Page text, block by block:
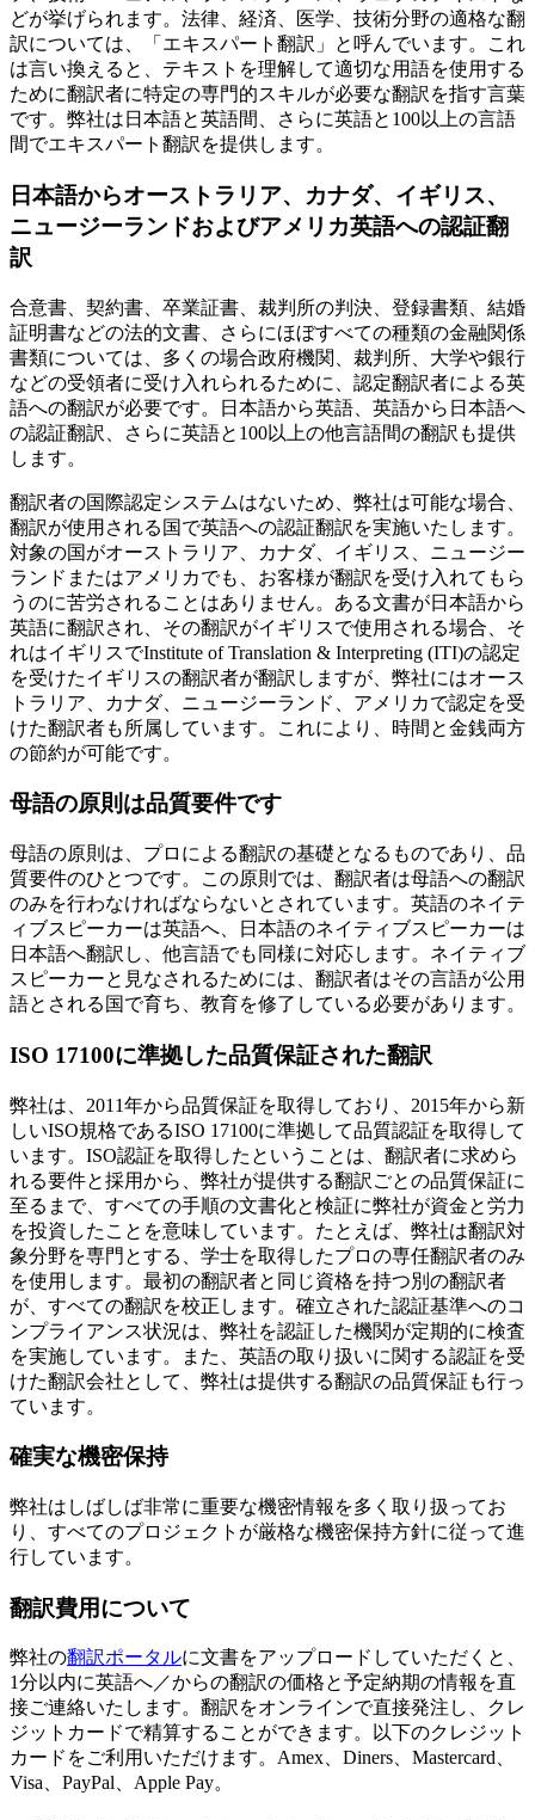
どが挙げられます。法律、経済、医学、技術分野の適格な翻
訳については、「エキスパート翻訳」と呼んでいます。これ
は言い換えると、テキストを理解して適切な用語を使用する
ために翻訳者に特定の専門的スキルが必要な翻訳を指す言葉
です。弊社は日本語と英語間、さらに英語と100以上の言語
間でエキスパート翻訳を提供します。
日本語からオーストラリア、カナダ、イギリス、
ニュージーランドおよびアメリカ英語への認証翻
訳
合意書、契約書、卒業証書、裁判所の判決、登録書類、結婚
証明書などの法的文書、さらにほぼすべての種類の金融関係
書類については、多くの場合政府機関、裁判所、大学や銀行
などの受領者に受け入れられるために、認定翻訳者による英
語への翻訳が必要です。日本語から英語、英語から日本語へ
の認証翻訳、さらに英語と100以上の他言語間の翻訳も提供
します。
翻訳者の国際認定システムはないため、弊社は可能な場合、
翻訳が使用される国で英語への認証翻訳を実施いたします。
対象の国がオーストラリア、カナダ、イギリス、ニュージー
ランドまたはアメリカでも、お客様が翻訳を受け入れてもら
うのに苦労されることはありません。ある文書が日本語から
英語に翻訳され、その翻訳がイギリスで使用される場合、そ
れはイギリスでInstitute of Translation & Interpreting (ITI)の認定
を受けたイギリスの翻訳者が翻訳しますが、弊社にはオース
トラリア、カナダ、ニュージーランド、アメリカで認定を受
けた翻訳者も所属しています。これにより、時間と金銭両方
の節約が可能です。
母語の原則は品質要件です
母語の原則は、プロによる翻訳の基礎となるものであり、品
質要件のひとつです。この原則では、翻訳者は母語への翻訳
のみを行わなければならないとされています。英語のネイテ
ィブスピーカーは英語へ、日本語のネイティブスピーカーは
日本語へ翻訳し、他言語でも同様に対応します。ネイティブ
スピーカーと見なされるためには、翻訳者はその言語が公用
語とされる国で育ち、教育を修了している必要があります。
ISO 17100に準拠した品質保証された翻訳
弊社は、2011年から品質保証を取得しており、2015年から新
しいISO規格であるISO 17100に準拠して品質認証を取得して
います。ISO認証を取得したということは、翻訳者に求めら
れる要件と採用から、弊社が提供する翻訳ごとの品質保証に
至るまで、すべての手順の文書化と検証に弊社が資金と労力
を投資したことを意味しています。たとえば、弊社は翻訳対
象分野を専門とする、学士を取得したプロの専任翻訳者のみ
を使用します。最初の翻訳者と同じ資格を持つ別の翻訳者
が、すべての翻訳を校正します。確立された認証基準へのコ
ンプライアンス状況は、弊社を認証した機関が定期的に検査
を実施しています。また、英語の取り扱いに関する認証を受
けた翻訳会社として、弊社は提供する翻訳の品質保証も行っ
ています。
確実な機密保持
弊社はしばしば非常に重要な機密情報を多く取り扱ってお
り、すべてのプロジェクトが厳格な機密保持方針に従って進
行しています。
翻訳費用について
弊社の翻訳ポータルに文書をアップロードしていただくと、
1分以内に英語へ／からの翻訳の価格と予定納期の情報を直
接ご連絡いたします。翻訳をオンラインで直接発注し、クレ
ジットカードで精算することができます。以下のクレジット
カードをご利用いただけます。Amex、Diners、Mastercard、
Visa、PayPal、Apple Pay。